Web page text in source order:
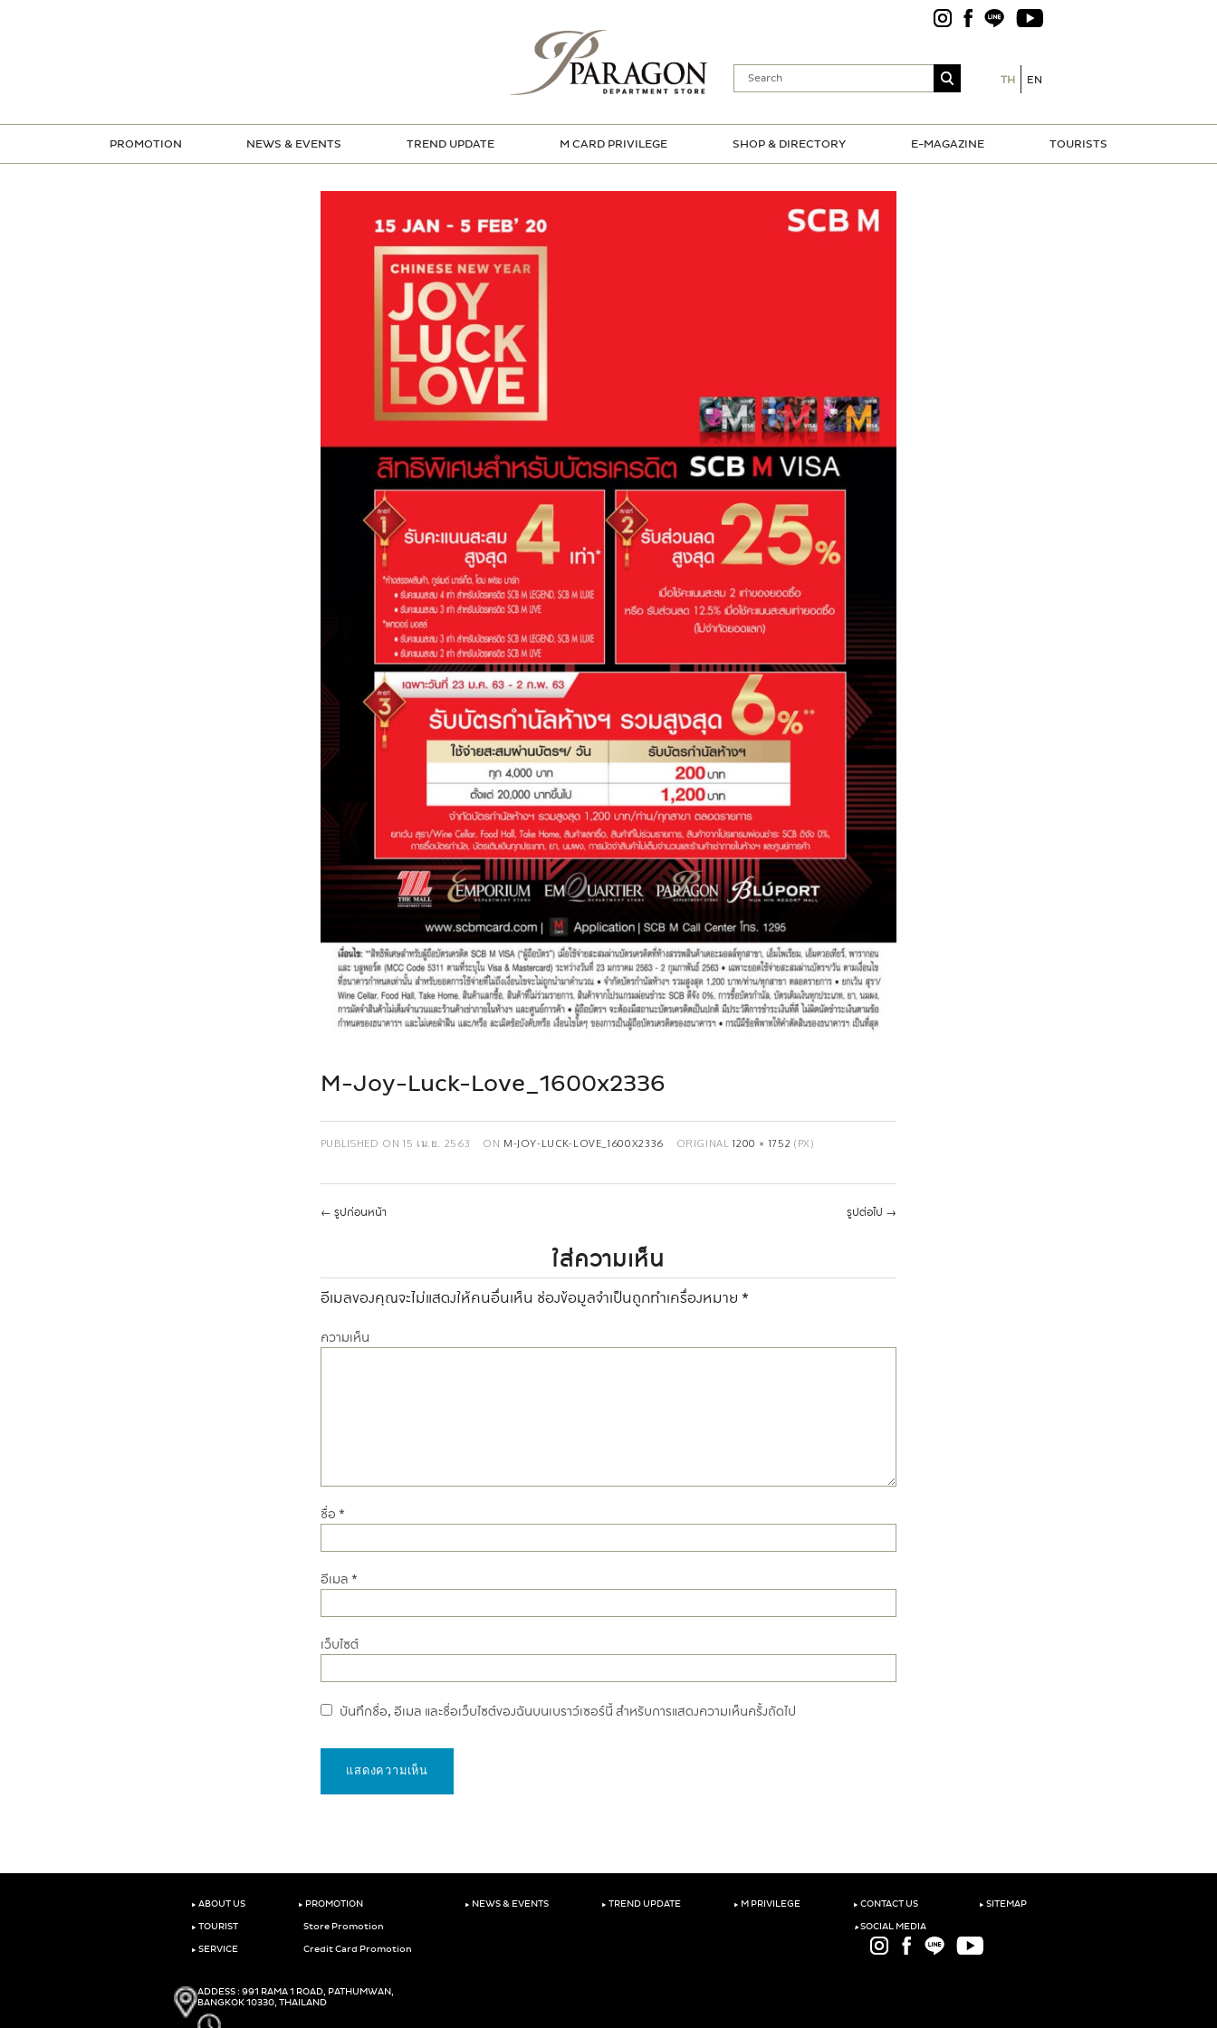
TH EN
PROMOTION NEWS & EVENTS TREND UPDATE M CARD PRIVILEGE SHOP & DIRECTORY E-MAGAZINE TOURISTS
M-Joy-Luck-Love_1600x2336
PUBLISHED ON 15 เม.ย. 2563 ON M-JOY-LUCK-LOVE_1600X2336 ORIGINAL1200 × 1752 (PX)
← รูปก่อนหน้า รูปต่อไป →
ใส่ความเห็น
อีเมลของคุณจะไม่แสดงให้คนอื่นเห็น ช่องข้อมูลจำเป็นถูกทำเครื่องหมาย *
ความเห็น
ชื่อ *
อีเมล *
เว็บไซต์
บันทึกชื่อ, อีเมล และชื่อเว็บไซต์ของฉันบนเบราว์เซอร์นี้ สำหรับการแสดงความเห็นครั้งถัดไป
‣ ABOUT US
‣ TOURIST
‣ SERVICE
‣ PROMOTION
Store Promotion
Credit Card Promotion
‣ NEWS & EVENTS ‣ TREND UPDATE ‣ M PRIVILEGE ‣ CONTACT US
‣SOCIAL MEDIA
‣ SITEMAP
ADDESS : 991 RAMA 1 ROAD, PATHUMWAN,
BANGKOK 10330, THAILAND